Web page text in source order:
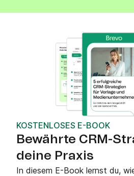
KOSTENLOSES E-BOOK
Bewährte CRM-
deine Praxis
In diesem E-Book lernst du,